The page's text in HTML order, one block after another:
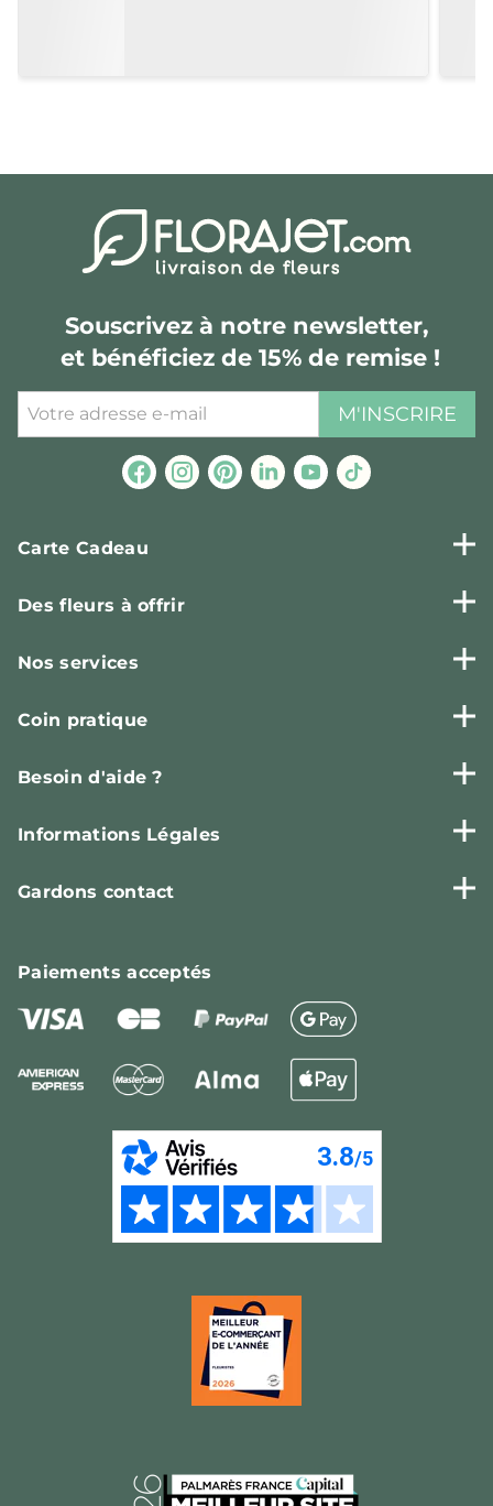
Souscrivez à notre newsletter,
et bénéficiez de 15% de remise !
M'INSCRIRE
Carte Cadeau
Des fleurs à offrir
Nos services
Coin pratique
Besoin d'aide ?
Informations Légales
Gardons contact
Paiementsacceptés